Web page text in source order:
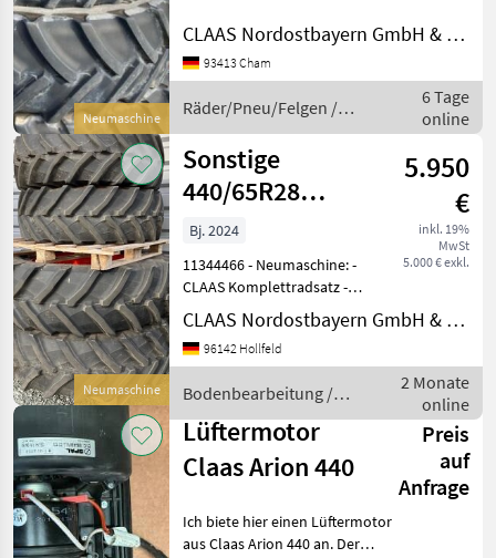
Neumaschine
Mitas - Passend z.B. für
CLAAS Arion 420. - Preis:
5.399 EURO netto - Mobil /
CLAAS Nordostbayern GmbH & Co. KG, Cham
93413 Cham
Räder/Pneu/Felgen /
Sonstige
6 Tage
online
Neumaschine
Sonstige
440/65R28
480/70R38
TRELLEBORG
5.950
€
inkl. 19%
MwSt
5.000 € exkl.
Bj. 2024
11344466 - Neumaschine: -
CLAAS Komplettradsatz -
Passend für CLAAS Arion
420-410, Typ A72. - Baujahr:
KW 27 / 2024 - VR 440 / 65
R38 Tr
CLAAS Nordostbayern GmbH & Co. KG, Hollfeld
96142 Hollfeld
Bodenbearbeitung /
Sonstige
2 Monate
online
Lüftermotor
Claas Arion 440
Preis
auf
Anfrage
Ich biete hier einen Lüftermotor
aus Claas Arion 440 an. Der